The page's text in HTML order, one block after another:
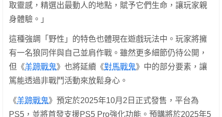
取靈感，精選出最動人的地點，賦予它們生命，讓玩家親
身體驗。」
這種強調「野性」的特色也體現在遊戲玩法中。玩家將擁
有一名狼同伴與自己並肩作戰。雖然更多細節仍待公開，
但《羊蹄戰鬼》也將延續《對馬戰鬼》中的部分要素，讓
篤能透過非戰鬥活動來放鬆身心。
《羊蹄戰鬼》預定於2025年10月2日正式發售，平台為
PS5，並將首發支援PS5 Pro強化功能。預購將於2025年5